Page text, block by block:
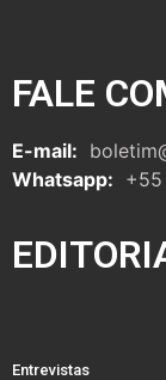
FALE
E-mail:
Whatsapp: +55
Entrevistas